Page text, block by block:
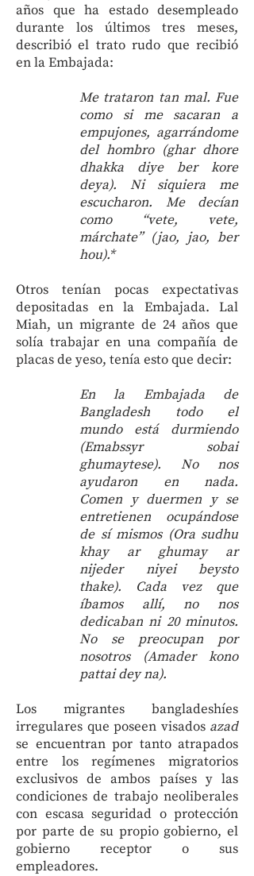
años que ha estado desempleado
durante los últimos tres meses,
describió el trato rudo que recibió
en la Embajada:
Me trataron tan mal. Fue
como si me sacaran a
empujones, agarrándome
del hombro (ghar dhore
dhakka diye ber kore
deya). Ni siquiera me
escucharon. Me decían
como “vete, vete,
márchate” (jao, jao, ber
hou).*
Otros tenían pocas expectativas
depositadas en la Embajada. Lal
Miah, un migrante de 24 años que
solía trabajar en una compañía de
placas de yeso, tenía esto que decir:
En la Embajada de
Bangladesh todo el
mundo está durmiendo
(Emabssyr sobai
ghumaytese). No nos
ayudaron en nada.
Comen y duermen y se
entretienen ocupándose
de sí mismos (Ora sudhu
khay ar ghumay ar
nijeder niyei beysto
thake). Cada vez que
íbamos allí, no nos
dedicaban ni 20 minutos.
No se preocupan por
nosotros (Amader kono
pattai dey na).
Los migrantes bangladeshíes
irregulares que poseen visados azad
se encuentran por tanto atrapados
entre los regímenes migratorios
exclusivos de ambos países y las
condiciones de trabajo neoliberales
con escasa seguridad o protección
por parte de su propio gobierno, el
gobierno receptor o sus
empleadores.